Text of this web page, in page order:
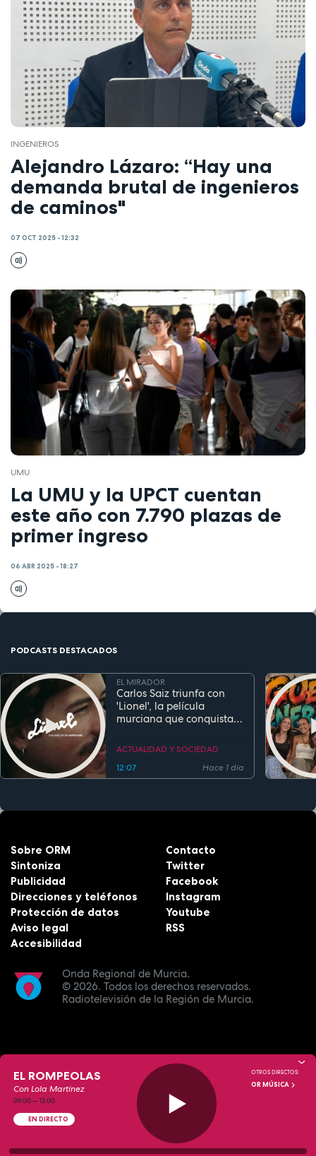
INGENIEROS
Alejandro Lázaro: “Hay una
demanda brutal de ingenieros
de caminos"
07 OCT 2025 - 12:32
UMU
La UMU y la UPCT cuentan
este año con 7.790 plazas de
primer ingreso
06 ABR 2025 - 18:27
PODCASTS DESTACADOS
EL MIRADOR
Carlos Saiz triunfa con
'Lionel', la película
murciana que conquista
estreno
ACTUALIDAD Y SOCIEDAD
12:07
Hace 1 día
Onda Regional de Murcia.
© 2026. Todos los derechos reservados.
Radiotelevisión de la Región de Murcia.
Sobre ORM
Sintoniza
Publicidad
Direcciones y teléfonos
Protección de datos
Aviso legal
Accesibilidad
Contacto
Twitter
Facebook
Instagram
Youtube
RSS
EL ROMPEOLAS
Con Lola Martínez
09:00—13:00
EN DIRECTO
OTROS DIRECTOS:
OR MÚSICA